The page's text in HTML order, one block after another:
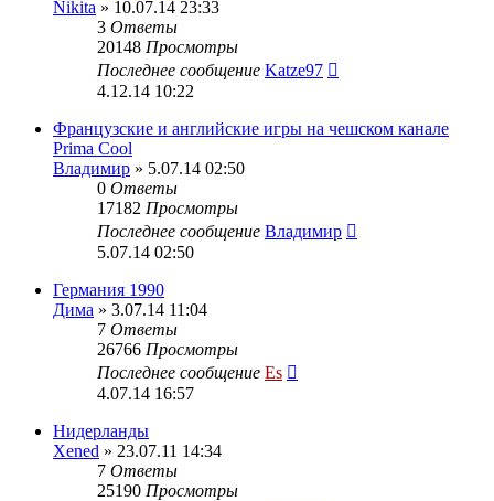
Nikita » 10.07.14 23:33
3 Ответы
20148 Просмотры
Последнее сообщение Katze97
4.12.14 10:22
Французские и английские игры на чешском канале
Prima Cool
Владимир » 5.07.14 02:50
0 Ответы
17182 Просмотры
Последнее сообщение Владимир
5.07.14 02:50
Германия 1990
Дима » 3.07.14 11:04
7 Ответы
26766 Просмотры
Последнее сообщение Es
4.07.14 16:57
Нидерланды
Xened » 23.07.11 14:34
7 Ответы
25190 Просмотры